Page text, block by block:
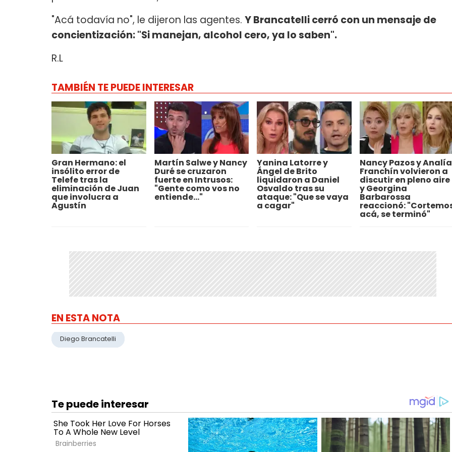
"Acá todavía no", le dijeron las agentes. Y Brancatelli cerró con un mensaje de
concientización: "Si manejan, alcohol cero, ya lo saben".
R.L
TAMBIÉN TE PUEDE INTERESAR
Gran Hermano: el
insólito error de
Telefe tras la
eliminación de Juan
que involucra a
Agustín
Martín Salwe y Nancy
Duré se cruzaron
fuerte en Intrusos:
"Gente como vos no
entiende..."
Yanina Latorre y
Ángel de Brito
liquidaron a Daniel
Osvaldo tras su
ataque: "Que se vaya
a cagar"
Nancy Pazos y Analía
Franchín volvieron a
discutir en pleno aire
y Georgina
Barbarossa
reaccionó:
acá, se terminó"
EN ESTA NOTA
Diego Brancatelli